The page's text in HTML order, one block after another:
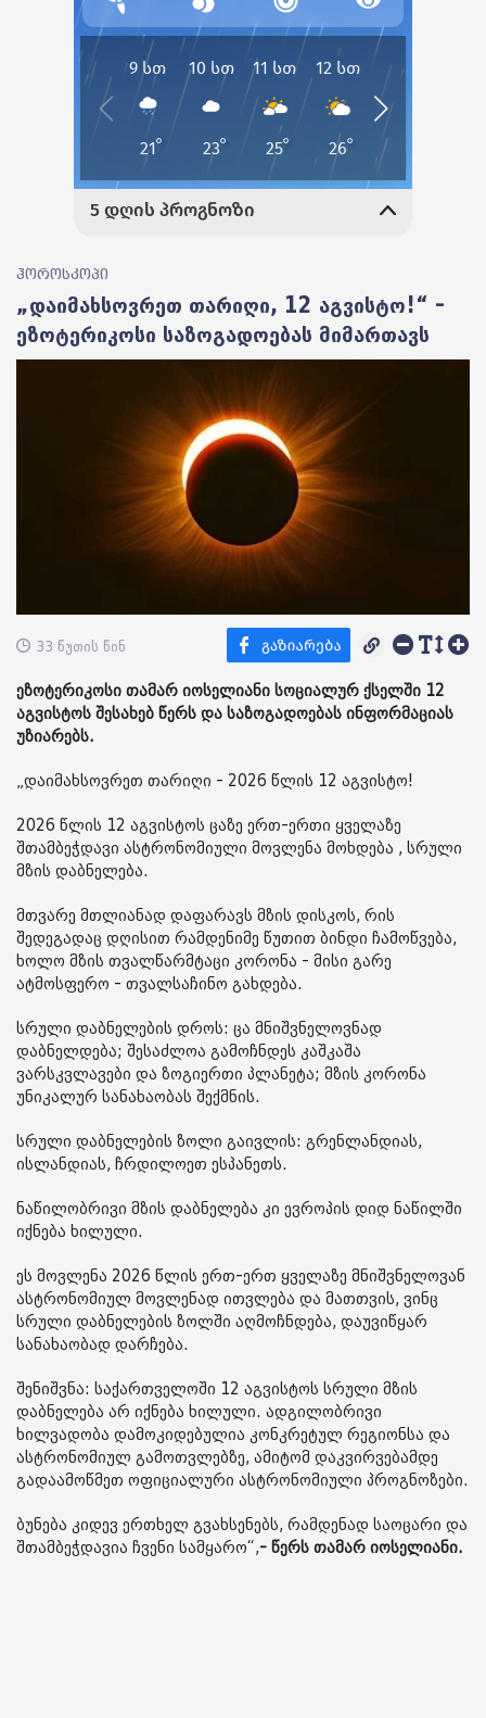
ჰოროსკოპი
„დაიმახსოვრეთ თარიღი, 12 აგვისტო!“ –
ეზოტერიკოსი საზოგადოებას მიმართავს
33 წუთის წინ
ეზოტერიკოსი თამარ იოსელიანი სოციალურ ქსელში 12
აგვისტოს შესახებ წერს და საზოგადოებას ინფორმაციას
უზიარებს.
„დაიმახსოვრეთ თარიღი - 2026 წლის 12 აგვისტო!
2026 წლის 12 აგვისტოს ცაზე ერთ-ერთი ყველაზე
შთამბეჭდავი ასტრონომიული მოვლენა მოხდება , სრული
მზის დაბნელება.
მთვარე მთლიანად დაფარავს მზის დისკოს, რის
შედეგადაც დღისით რამდენიმე წუთით ბინდი ჩამოწვება,
ხოლო მზის თვალწარმტაცი კორონა - მისი გარე
ატმოსფერო - თვალსაჩინო გახდება.
სრული დაბნელების დროს: ცა მნიშვნელოვნად
დაბნელდება; შესაძლოა გამოჩნდეს კაშკაშა
ვარსკვლავები და ზოგიერთი პლანეტა; მზის კორონა
უნიკალურ სანახაობას შექმნის.
სრული დაბნელების ზოლი გაივლის: გრენლანდიას,
ისლანდიას, ჩრდილოეთ ესპანეთს.
ნაწილობრივი მზის დაბნელება კი ევროპის დიდ ნაწილში
იქნება ხილული.
ეს მოვლენა 2026 წლის ერთ-ერთ ყველაზე მნიშვნელოვან
ასტრონომიულ მოვლენად ითვლება და მათთვის, ვინც
სრული დაბნელების ზოლში აღმოჩნდება, დაუვიწყარ
სანახაობად დარჩება.
შენიშვნა: საქართველოში 12 აგვისტოს სრული მზის
დაბნელება არ იქნება ხილული. ადგილობრივი
ხილვადობა დამოკიდებულია კონკრეტულ რეგიონსა და
ასტრონომიულ გამოთვლებზე, ამიტომ დაკვირვებამდე
გადაამოწმეთ ოფიციალური ასტრონომიული პროგნოზები.
ბუნება კიდევ ერთხელ გვახსენებს, რამდენად საოცარი და
შთამბეჭდავია ჩვენი სამყარო“,- წერს თამარ იოსელიანი.